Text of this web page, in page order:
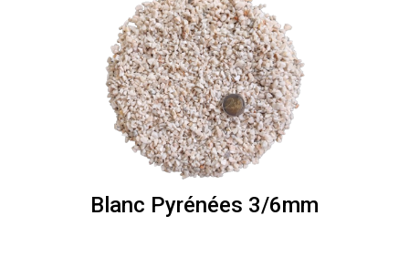
Blanc Pyrénées 3/6mm